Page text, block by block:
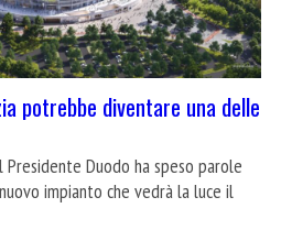
potrebbe diventare una delle
Duodo ha speso parole
impianto che vedrà la luce il